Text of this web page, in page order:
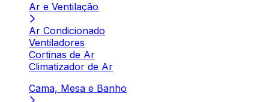
Ar e Ventilação
Ar Condicionado
Ventiladores
Cortinas de Ar
Climatizador de Ar
Cama, Mesa e Banho